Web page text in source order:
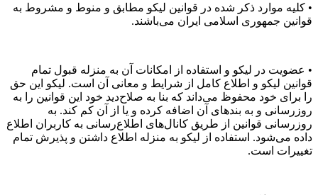
• کلیه موارد ذکر شده در قوانین لیکو مطابق و منوط و مشروط به
قوانین جمهوری اسلامی ایران می‌باشند.
• عضویت در لیکو و استفاده از امکانات آن به منزله قبول تمام
قوانین لیکو و اطلاع کامل از شرایط و معانی آن است. لیکو این حق
را برای خود محفوظ می‌داند که بنا به صلاح‌دید خود این قوانین را به
روزرسانی و به بندهای آن اضافه کرده و یا از آن کم کند. به
روزرسانی قوانین از طریق کانال‌های اطلاع‌رسانی به کاربران اطلاع
داده می‌شود. استفاده از لیکو به منزله اطلاع داشتن و پذیرش تمام
تغییرات است.